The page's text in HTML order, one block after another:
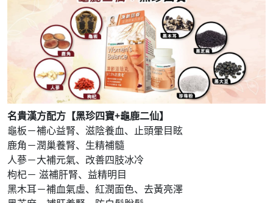
名貴漢方配方【黑珍四寶+龜鹿二仙】
龜板－補心益腎、滋陰養血、止頭暈目眩
鹿角－潤巢養腎、生精補髓
人蔘－大補元氣、改善四肢冰冷
枸杞－ 滋補肝腎、益精明目
黑木耳－補血氣虛、紅潤面色、去黃亮澤